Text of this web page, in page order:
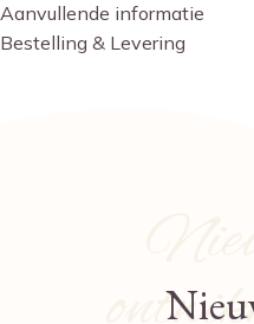
Aanvullende informatie
Bestelling & Levering